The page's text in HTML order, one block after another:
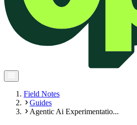
Field Notes
Guides
Agentic Ai Experimentatio...